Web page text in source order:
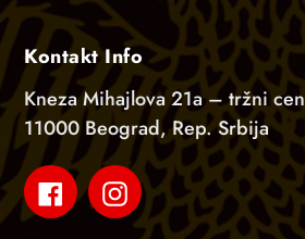
Kontakt Info
Kneza Mihajlova 21a – tržni
11000 Beograd, Rep. Srbija
FacebookInstagram